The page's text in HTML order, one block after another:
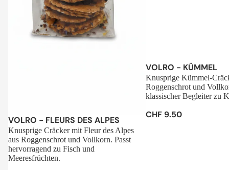
Sale
VOLRO - FLEURS DES ALPES
Knusprige Cräcker mit Fleur des Alpes
aus Roggenschrot und Vollkorn. Passt
hervorragend zu Fisch und
Meeresfrüchten.
VOLRO - KÜMMEL
Knusprige Kümmel-
Roggenschrot und
klassischer Begleiter zu
CHF 9.50